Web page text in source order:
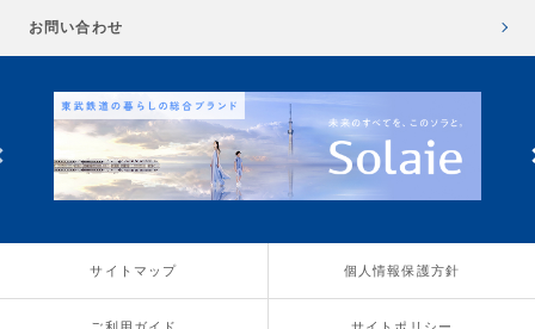
お問い合わせ
サイトマップ 個人情報保護方針